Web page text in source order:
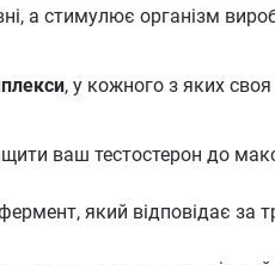
а стимулює організм
, у кожного з яких
ваш тестостерон до
який відповідає за